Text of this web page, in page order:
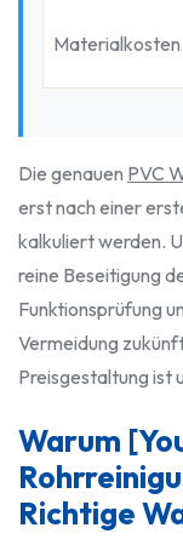
Materialkosten
Die genauen PVC
erst nach einer
kalkuliert werden.
reine Beseitigung
Funktionsprüfung
Vermeidung
Preisgestaltung ist
Warum
Richtige